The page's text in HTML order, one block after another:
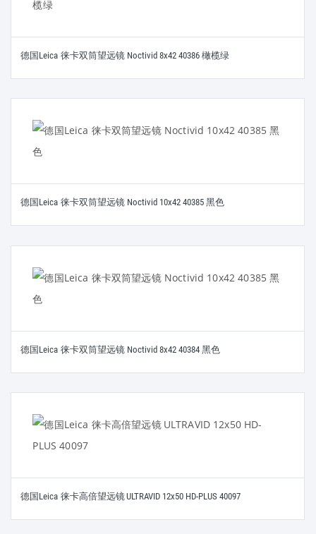
德国Leica 徕卡双筒望远镜 Noctivid 8x42 40386 橄榄绿
德国Leica 徕卡双筒望远镜 Noctivid 10x42 40385 黑色
德国Leica 徕卡双筒望远镜 Noctivid 8x42 40384 黑色
德国Leica 徕卡高倍望远镜 ULTRAVID 12x50 HD-PLUS 40097